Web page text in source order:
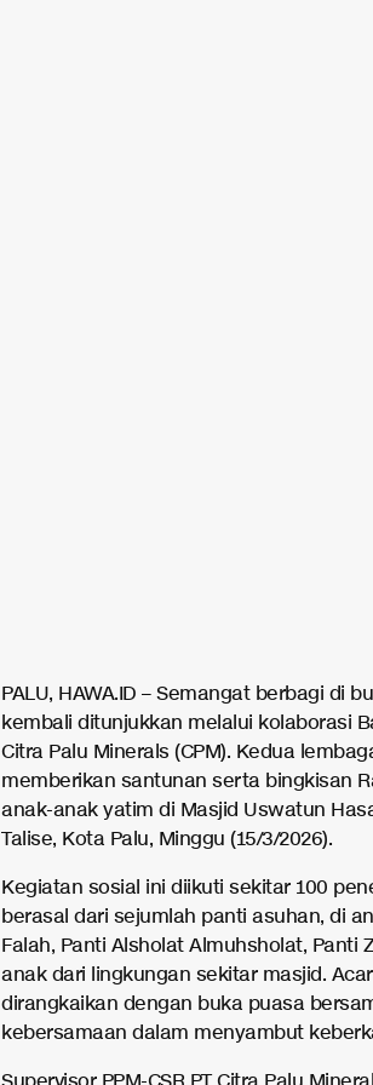
PALU, HAWA.ID – Semangat berbagi di
kembali ditunjukkan melalui kolaborasi
Citra Palu Minerals (CPM). Kedua
memberikan santunan serta bingkisan
anak-anak yatim di Masjid Uswatun
Talise, Kota Palu, Minggu (15/3/2026).
Kegiatan sosial ini diikuti sekitar 100
berasal dari sejumlah panti asuhan, di
Falah, Panti Alsholat Almuhsholat, Panti
anak dari lingkungan sekitar masjid.
dirangkaikan dengan buka puasa
kebersamaan dalam menyambut